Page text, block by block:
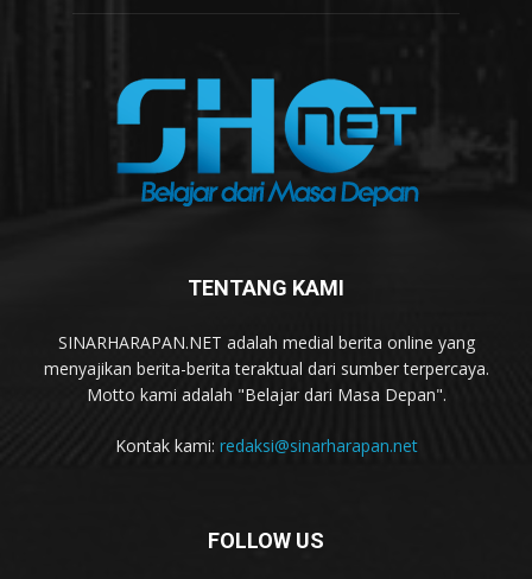
TENTANG KAMI
SINARHARAPAN.NET adalah medial berita online yang
menyajikan berita-berita teraktual dari sumber terpercaya.
Motto kami adalah "Belajar dari Masa Depan".
Kontak kami: redaksi@sinarharapan.net
FOLLOW US